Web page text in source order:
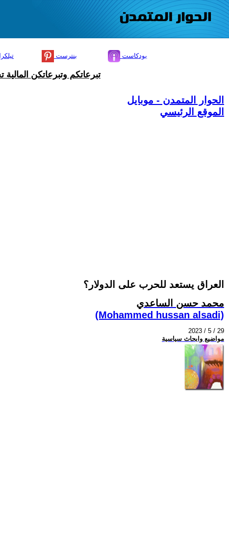
بنترست بودكاست
تبرعاتكم وتبرعاتكن
الحوار المتمدن - موبايل
الموقع الرئيسي
العراق يستعد للحرب على الدولار؟
محمد حسن الساعدي
(Mohammed hussan alsadi)
2023 / 5 / 29
مواضيع وابحاث سياسية